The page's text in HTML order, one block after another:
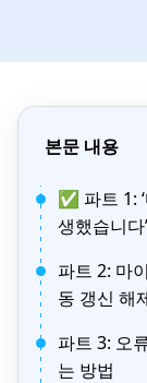
본문 내용
✅ 파트 1:
생했습니다
파트 2: 마
동 갱신 해
파트 3: 오
는 방법